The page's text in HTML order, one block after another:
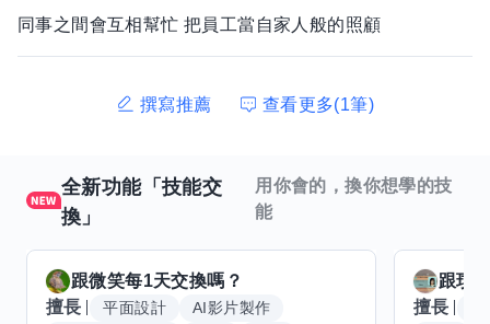
同事之間會互相幫忙 把員工當自家人般的照顧
撰寫推薦 查看更多(1筆)
全新功能「技能交
換」
用你會的，換你想學的技
能
跟微笑每1天交換嗎？
擅長
平面設計
AI影片製作
跟玟
擅長